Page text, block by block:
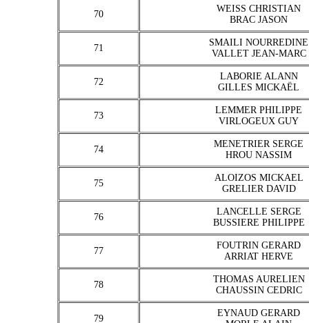
70
WEISS CHRISTIAN
BRAC JASON
71
SMAILI NOURREDINE
VALLET JEAN-MARC
72
LABORIE ALANN
GILLES MICKAËL
73
LEMMER PHILIPPE
VIRLOGEUX GUY
74
MENETRIER SERGE
HROU NASSIM
75
ALOIZOS MICKAEL
GRELIER DAVID
76
LANCELLE SERGE
BUSSIERE PHILIPPE
77
FOUTRIN GERARD
ARRIAT HERVE
78
THOMAS AURELIEN
CHAUSSIN CEDRIC
79
EYNAUD GERARD